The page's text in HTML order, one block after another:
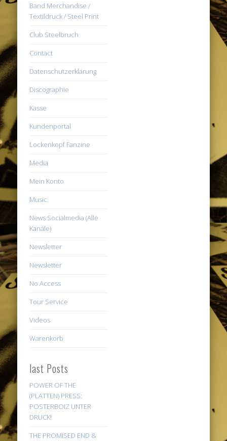
Band Merchandise /
Textildruck / Steel Print
Club Steelbruch
Contact
Datenschutzerklärung
Discographie
Kasse
Kundenportal
Lockenkopf Fanzine
Media
Mein Konto
Music
News Socialmedia (Alle
Kanäle)
Newsletter
Newsletter
No Access
Tour Service
Videos
Warenkorb
last Posts
POWER OF THE
(PLATTEN) PRESS:
POSTERBOIZ UNTER
DRUCK!
THE PROMISED END &